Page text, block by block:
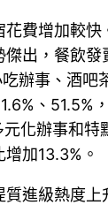
花費增加較快
傑出，餐飲發
辦事、酒吧
、51.5%
化辦事和特
加13.3%。
進級熱度上